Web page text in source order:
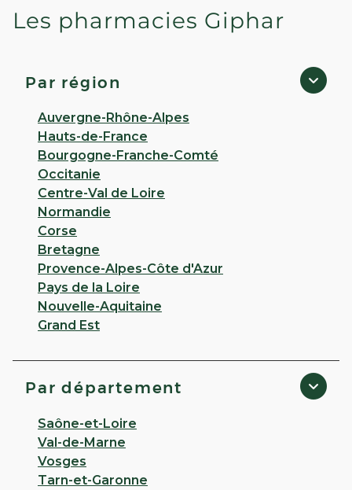
PHARMACIE DES MOULINS -
Fermé· Ouvre à 09:00
34 Rue Camille Blaisot 14210 Évrecy
Appeler
PLUS D'INFO
CHOISIR CETTE PHARMACIE
VOIR PLUS
Les pharmacies Giphar
Par région
Auvergne-Rhône-Alpes
Hauts-de-France
Bourgogne-Franche-Comté
Occitanie
Centre-Val de Loire
Normandie
Corse
Bretagne
Provence-Alpes-Côte d'Azur
Pays de la Loire
Nouvelle-Aquitaine
Grand Est
Par département
Saône-et-Loire
Val-de-Marne
Vosges
Tarn-et-Garonne